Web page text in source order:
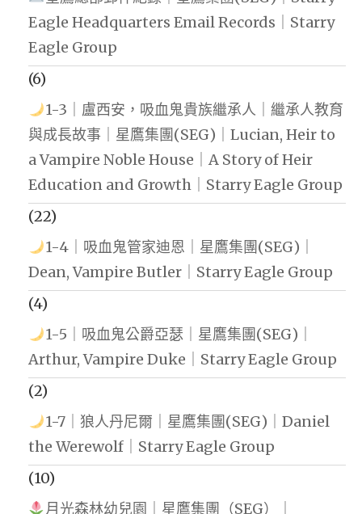
Eagle Headquarters Email Records｜Starry
Eagle Group
(6)
1-3｜盧西安，吸血鬼貴族繼承人｜繼承人教育
與成長故事｜星鷹集團(SEG)｜Lucian, Heir to
a Vampire Noble House｜A Story of Heir
Education and Growth｜Starry Eagle Group
(22)
1-4｜吸血鬼管家迪恩｜星鷹集團(SEG)｜
Dean, Vampire Butler｜Starry Eagle Group
(4)
1-5｜吸血鬼公爵亞瑟｜星鷹集團(SEG)｜
Arthur, Vampire Duke｜Starry Eagle Group
(2)
1-7｜狼人丹尼爾｜星鷹集團(SEG)｜Daniel
the Werewolf｜Starry Eagle Group
(10)
月光森林幼兒園｜星鷹集團（SEG）｜